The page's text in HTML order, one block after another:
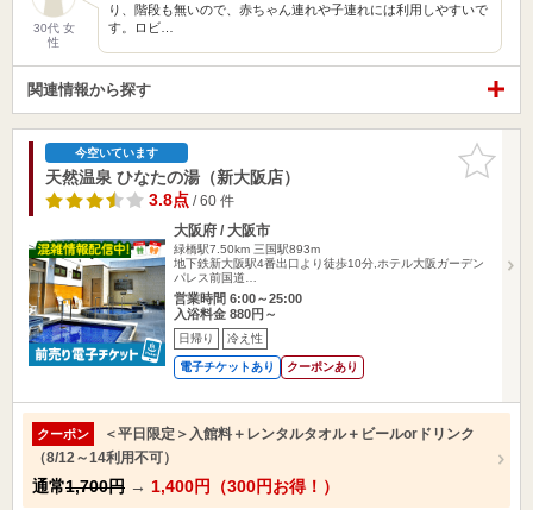
30代 女
性
り、階段も無いので、赤ちゃん連れや子連れには利用しやすいで
す。ロビ…
関連情報から探す
お気に入
りに追加
今空いています
天然温泉 ひなたの湯（新大阪店）
3.8点/ 60 件
大阪府 / 大阪市
緑橋駅7.50km 三国駅893m
地下鉄新大阪駅4番出口より徒歩10分,ホテル大阪ガーデン
パレス前国道…
営業時間 6:00～25:00
入浴料金 880円～
日帰り 冷え性
電子チケットあり クーポンあり
クーポン
＜平日限定＞入館料＋レンタルタオル＋ビールorドリンク
（8/12～14利用不可）
通常1,700円 → 1,400円（300円お得！）